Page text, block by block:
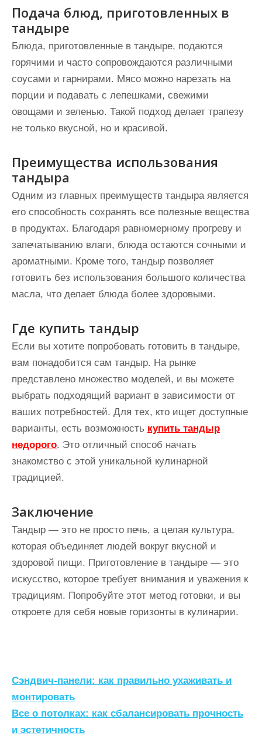
Подача блюд, приготовленных в
тандыре
Блюда, приготовленные в тандыре, подаются
горячими и часто сопровождаются различными
соусами и гарнирами. Мясо можно нарезать на
порции и подавать с лепешками, свежими
овощами и зеленью. Такой подход делает трапезу
не только вкусной, но и красивой.
Преимущества использования
тандыра
Одним из главных преимуществ тандыра является
его способность сохранять все полезные вещества
в продуктах. Благодаря равномерному прогреву и
запечатыванию влаги, блюда остаются сочными и
ароматными. Кроме того, тандыр позволяет
готовить без использования большого количества
масла, что делает блюда более здоровыми.
Где купить тандыр
Если вы хотите попробовать готовить в тандыре,
вам понадобится сам тандыр. На рынке
представлено множество моделей, и вы можете
выбрать подходящий вариант в зависимости от
ваших потребностей. Для тех, кто ищет доступные
варианты, есть возможность купить тандыр
недорого. Это отличный способ начать
знакомство с этой уникальной кулинарной
традицией.
Заключение
Тандыр — это не просто печь, а целая культура,
которая объединяет людей вокруг вкусной и
здоровой пищи. Приготовление в тандыре — это
искусство, которое требует внимания и уважения к
традициям. Попробуйте этот метод готовки, и вы
откроете для себя новые горизонты в кулинарии.
Н
а
в
Сэндвич-панели: как правильно ухаживать и
монтировать
Все о потолках: как сбалансировать прочность
и эстетичность